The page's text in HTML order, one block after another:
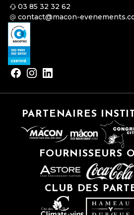
03 85 32 32 62
contact@macon-
PARTENAIRES
FOURNISSEURS
CLUB DES